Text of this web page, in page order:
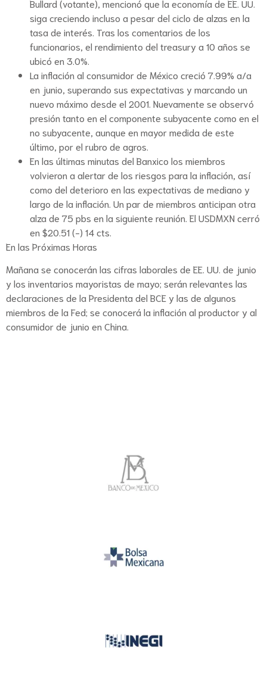
Bullard (votante), mencionó que la economía de EE. UU.
siga creciendo incluso a pesar del ciclo de alzas en la
tasa de interés. Tras los comentarios de los
funcionarios, el rendimiento del treasury a 10 años se
ubicó en 3.0%.
La inflación al consumidor de México creció 7.99% a/a
en junio, superando sus expectativas y marcando un
nuevo máximo desde el 2001. Nuevamente se observó
presión tanto en el componente subyacente como en el
no subyacente, aunque en mayor medida de este
último, por el rubro de agros.
En las últimas minutas del Banxico los miembros
volvieron a alertar de los riesgos para la inflación, así
como del deterioro en las expectativas de mediano y
largo de la inflación. Un par de miembros anticipan otra
alza de 75 pbs en la siguiente reunión. El USDMXN cerró
en $20.51 (-) 14 cts.
En las Próximas Horas
Mañana se conocerán las cifras laborales de EE. UU. de junio
y los inventarios mayoristas de mayo; serán relevantes las
declaraciones de la Presidenta del BCE y las de algunos
miembros de la Fed; se conocerá la inflación al productor y al
consumidor de junio en China.